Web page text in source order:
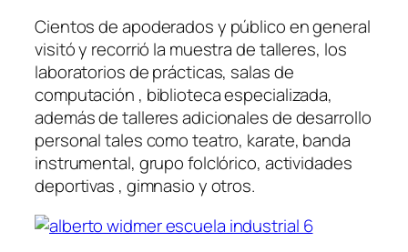
Cientos de apoderados y público en general
visitó y recorrió la muestra de talleres, los
laboratorios de prácticas, salas de
computación , biblioteca especializada,
además de talleres adicionales de desarrollo
personal tales como teatro, karate, banda
instrumental, grupo folclórico, actividades
deportivas , gimnasio y otros.